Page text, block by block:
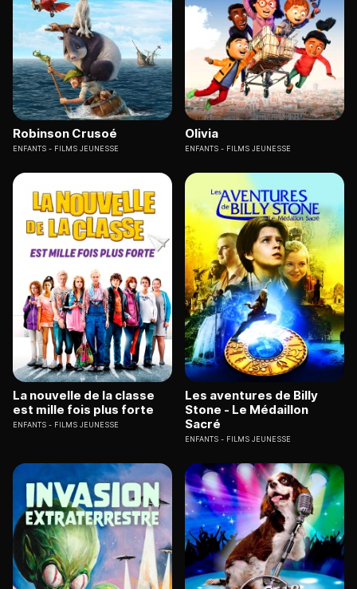
Robinson Crusoé
ENFANTS FILMS JEUNESSE
Olivia
ENFANTS FILMS JEUNESSE
La nouvelle de la classe
est mille fois plus forte
ENFANTS FILMS JEUNESSE
Les aventures de Billy
Stone - Le Médaillon
Sacré
ENFANTS FILMS JEUNESSE